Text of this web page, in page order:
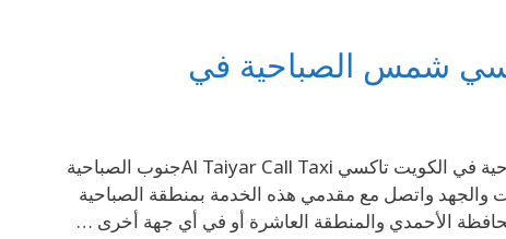
69694241 تاكسي جنوب الصباحية 69694241– تاكسي شمس الصباحية في الكويت تاكسي Al Taiyar Call Taxiجنوب الصباحية
واتصل مع مقدمي هذه الخدمة بمنطقة الصباحية
الأحمدي والمنطقة العاشرة أو في أي جهة أخرى …